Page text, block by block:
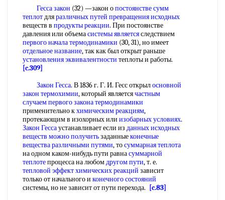
Гесса закон (32) —закон опостоянстве сумм
теплотдляразличных путей превращения исходных
веществ в продукты реакции. При постоянстве
давления или объемасистемы являетсяследствием
первого начала термодинамики (30, 31), но имеет
отдельное название, так как был открыт раньше
установления эквивалентности теплоты и работы.
[c.309]
Закон Гесса. В 1836 г. Г. И. Гесс открылосновной
закон термохимии, который являетсячастным
случаемпервого закона термодинамики
применительно кхимическим реакциям,
протекающим в изохорных или изобарных условиях.
Закон Гессаустанавливает если из данных исходных
веществ можно получитьзаданныеконечные
веществаразличными путями, тосуммарная теплота
на одном каком-нибудь пути равнасуммарной
теплотепроцесса на любомдругом пути, т. е.
тепловой эффект химических реакций зависит
только от начального и конечного состояний
системы, но не зависит от пути перехода.
[c.83]